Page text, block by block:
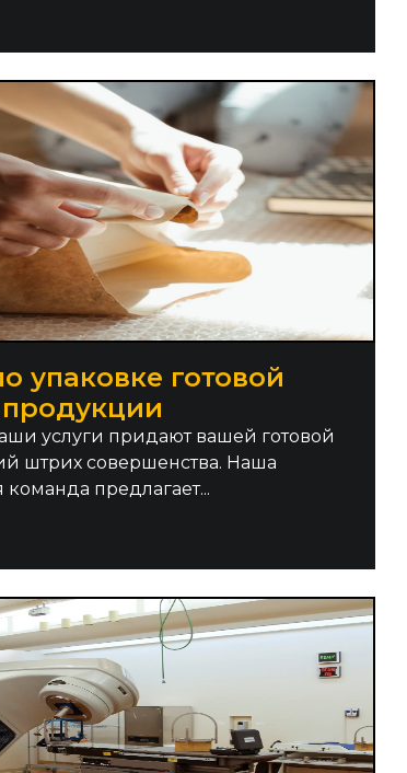
упаковке готовой
продукции
услуги придают вашей готовой
штрих совершенства. Наша
предлагает...